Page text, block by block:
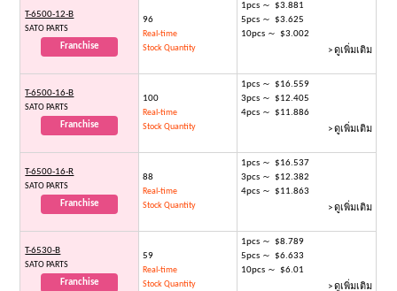
T-6500-12-B
SATO PARTS
Franchise
96
Real-time
Stock Quantity
1pcs ～ $3.881
5pcs ～ $3.625
10pcs ～ $3.002
> ดูเพิ่มเติม
T-6500-16-B
SATO PARTS
Franchise
100
Real-time
Stock Quantity
1pcs ～ $16.559
3pcs ～ $12.405
4pcs ～ $11.886
> ดูเพิ่มเติม
T-6500-16-R
SATO PARTS
Franchise
88
Real-time
Stock Quantity
1pcs ～ $16.537
3pcs ～ $12.382
4pcs ～ $11.863
> ดูเพิ่มเติม
T-6530-B
SATO PARTS
Franchise
59
Real-time
Stock Quantity
1pcs ～ $8.789
5pcs ～ $6.633
10pcs ～ $6.01
> ดูเพิ่มเติม